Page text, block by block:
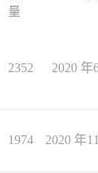
量
2352 2020 年
1974 2020 年